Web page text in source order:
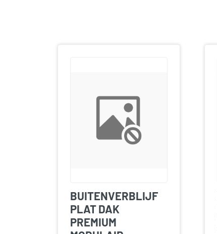
BUITENVERBLIJF
PLAT DAK
PREMIUM